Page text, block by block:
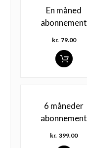
En måned
abonnement
kr. 79.00
6 måneder
abonnement
kr. 399.00